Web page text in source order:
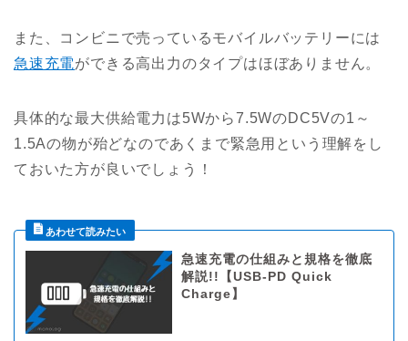
また、コンビニで売っているモバイルバッテリーには
急速充電ができる高出力のタイプはほぼありません。
具体的な最大供給電力は5Wから7.5WのDC5Vの1～
1.5Aの物が殆どなのであくまで緊急用という理解をし
ておいた方が良いでしょう！
急速充電の仕組みと規格を徹底
解説!!【USB-PD Quick
Charge】